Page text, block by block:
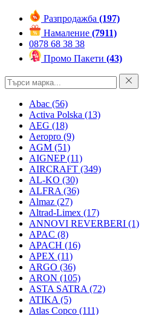
Разпродажба (197)
Намаление (7911)
0878 68 38 38
Промо Пакети (43)
Abac (56)
Activa Polska (13)
AEG (18)
Aeropro (9)
AGM (51)
AIGNEP(11)
AIRCRAFT (349)
AL-KO (30)
ALFRA (36)
Almaz (27)
Altrad-Limex (17)
ANNOVI REVERBERI (1)
APAC (8)
APACH (16)
APEX (11)
ARGO (36)
ARON (105)
ASTA SATRA (72)
ATIKA (5)
Atlas Copco (111)